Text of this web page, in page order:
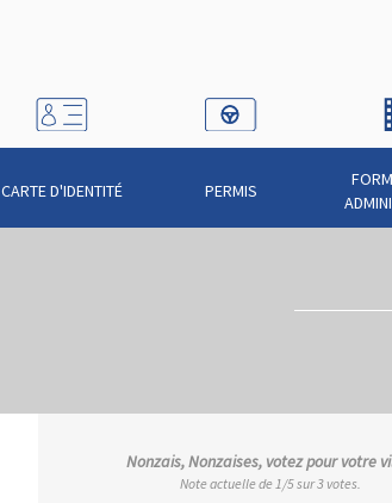
CARTE D'IDENTITÉ PERMIS
Nonzais, Nonzaises, votez pour votre
Note actuelle de1/5 sur3votes.